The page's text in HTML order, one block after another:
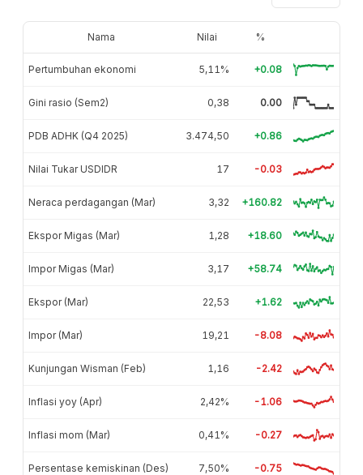
Nama Nilai %
Pertumbuhan ekonomi 5,11% +0.08
Gini rasio (Sem2) 0,38 0.00
PDB ADHK (Q4 2025) 3.474,50 +0.86
Nilai Tukar USDIDR 17 -0.03
Neraca perdagangan (Mar) 3,32 +160.82
Ekspor Migas (Mar) 1,28 +18.60
Impor Migas (Mar) 3,17 +58.74
Ekspor (Mar) 22,53 +1.62
Impor (Mar) 19,21 -8.08
Kunjungan Wisman (Feb) 1,16 -2.42
Inflasi yoy (Apr) 2,42% -1.06
Inflasi mom (Mar) 0,41% -0.27
Persentase kemiskinan (Des) 7,50% -0.75